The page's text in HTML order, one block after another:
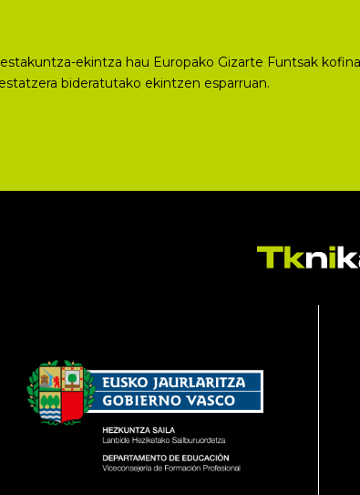
ekintza hau Europako Gizarte Funtsak
bideratutako ekintzen esparruan.